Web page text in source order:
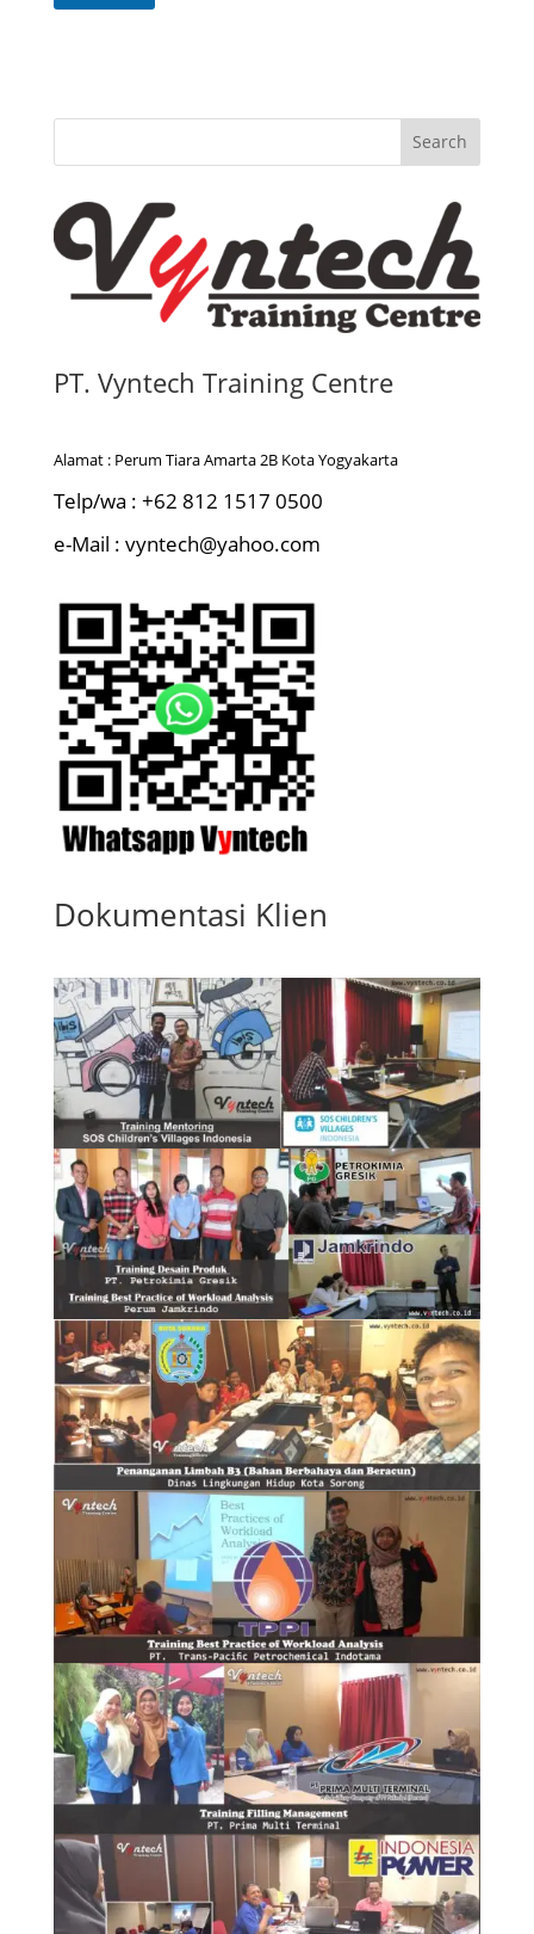
Search
PT. Vyntech Training Centre
Alamat : Perum Tiara Amarta 2B Kota Yogyakarta
Telp/wa : +62 812 1517 0500
e-Mail : vyntech@yahoo.com
Dokumentasi Klien